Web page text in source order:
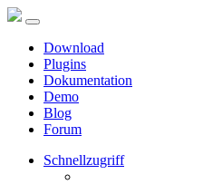
Download
Plugins
Dokumentation
Demo
Blog
Forum
Schnellzugriff